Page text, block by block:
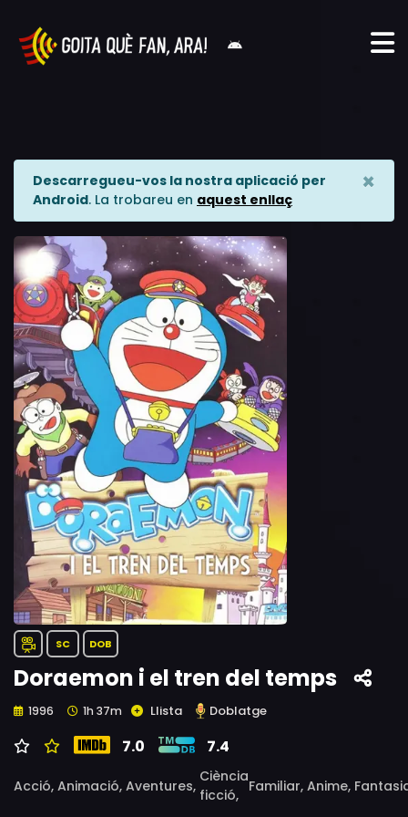
Descarregueu-vos la nostra aplicació per
Android. La trobareu en aquest enllaç
×
SC DOB
Doraemon i el tren del temps
1996 1h 37m Llista Doblatge
7.0 7.4
Acció, Animació, Aventures,
Ciència
ficció,
Familiar, Anime,